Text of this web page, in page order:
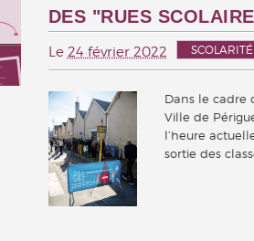
DES "RUES
Le 24 février 2022 SCOLARITÉ
Dans le cadre
Ville de
l’heure
sortie des